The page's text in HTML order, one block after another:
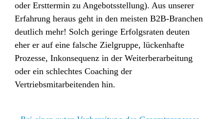
oder Ersttermin zu Angebotsstellung). Aus unserer
Erfahrung heraus geht in den meisten B2B-Branchen
deutlich mehr! Solch geringe Erfolgsraten deuten
eher er auf eine falsche Zielgruppe, lückenhafte
Prozesse, Inkonsequenz in der Weiterberarbeitung
oder ein schlechtes Coaching der
Vertriebsmitarbeitenden hin.